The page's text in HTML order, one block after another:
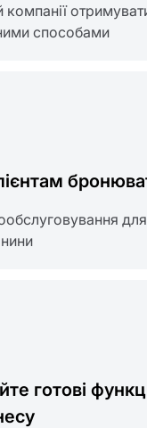
компанії
способами
готові